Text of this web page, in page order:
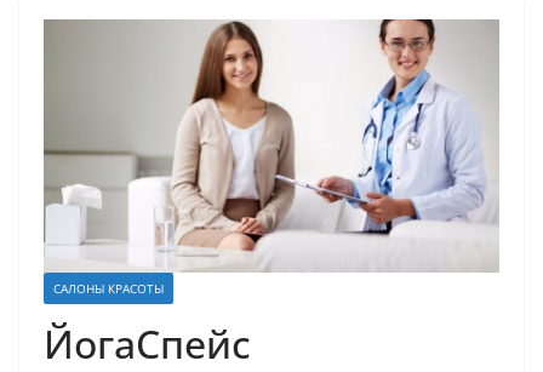
САЛОНЫ КРАСОТЫ
ЙогаСпейс